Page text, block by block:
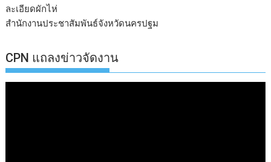
ละเอียดผักไห่
สำนักงานประชาสัมพันธ์จังหวัดนครปฐม
CPN แถลงข่าวจัดงาน